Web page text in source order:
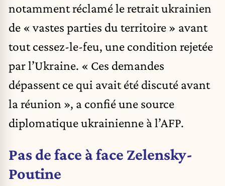
notamment réclamé le retrait ukrainien
de « vastes parties du territoire » avant
tout cessez-le-feu, une condition rejetée
par l’Ukraine. « Ces demandes
dépassent ce qui avait été discuté avant
la réunion », a confié une source
diplomatique ukrainienne à l’AFP.
Pas de face à face Zelensky-
Poutine